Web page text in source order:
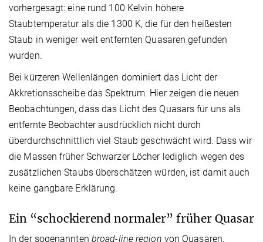
vorhergesagt: eine rund 100 Kelvin höhere
Staubtemperatur als die 1300 K, die für den heißesten
Staub in weniger weit entfernten Quasaren gefunden
wurden.
Bei kürzeren Wellenlängen dominiert das Licht der
Akkretionsscheibe das Spektrum. Hier zeigen die neuen
Beobachtungen, dass das Licht des Quasars für uns als
entfernte Beobachter ausdrücklich nicht durch
überdurchschnittlich viel Staub geschwächt wird. Dass wir
die Massen früher Schwarzer Löcher lediglich wegen des
zusätzlichen Staubs überschätzen würden, ist damit auch
keine gangbare Erklärung.
Ein “schockierend normaler” früher Quasar
In der sogenannten broad-line region von Quasaren,